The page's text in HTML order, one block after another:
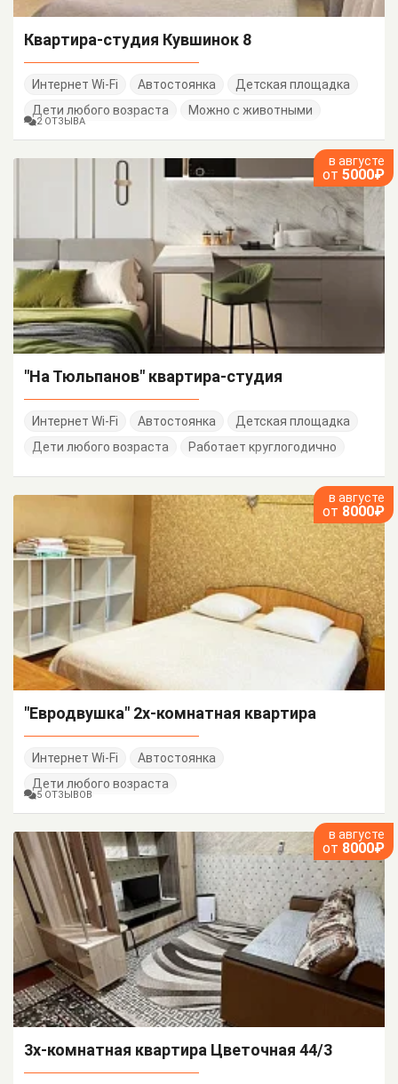
Квартира-студия Кувшинок 8
Интернет Wi-Fi Автостоянка
Детская площадка
Дети любого возраста
Можно с животными
2 ОТЗЫВА
в августе
от 5000₽
"На Тюльпанов" квартира-студия
Интернет Wi-Fi Автостоянка
Детская площадка
Дети любого возраста
Работает круглогодично
в августе
от 8000₽
"Евродвушка" 2х-комнатная квартира
Интернет Wi-Fi
Автостоянка
Дети любого возраста
5 ОТЗЫВОВ
в августе
от 8000₽
3х-комнатная квартира Цветочная 44/3